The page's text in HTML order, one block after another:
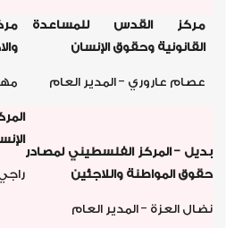
مركز القدس للمساعدة
القانونية وحقوق الإنسان
عصام عاروري - المدير العام
بديل - المركز الفلسطيني لمصادر
حقوق المواطنة واللاجئين
نضال العزة - المدير العام